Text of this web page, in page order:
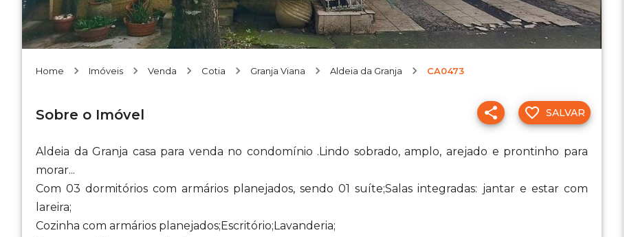
Home Imóveis Venda Cotia Granja Viana Aldeia da Granja CA0473
Sobre o Imóvel
Aldeia da Granja casa para venda no condomínio .Lindo sobrado, amplo, arejado e prontinho para
morar...
Com 03 dormitórios com armários planejados, sendo 01 suíte;Salas integradas: jantar e estar com
lareira;
Cozinha com armários planejados;Escritório;Lavanderia;
SALVAR